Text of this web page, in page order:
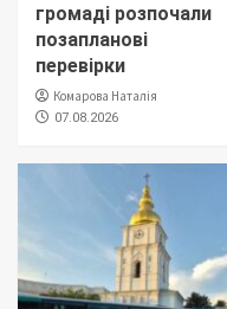
громаді розпочали
позапланові
перевірки
Комарова Наталія
07.08.2026